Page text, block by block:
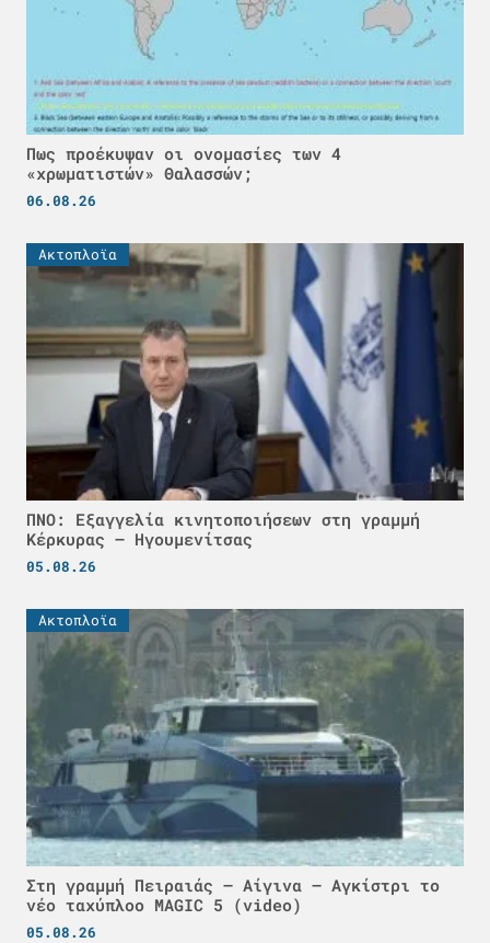
Πως προέκυψαν οι ονομασίες των 4
«χρωματιστών» Θαλασσών;
06.08.26
Ακτοπλοϊα
ΠΝΟ: Εξαγγελία κινητοποιήσεων στη γραμμή
Κέρκυρας – Ηγουμενίτσας
05.08.26
Ακτοπλοϊα
Στη γραμμή Πειραιάς – Αίγινα – Αγκίστρι το
νέο ταχύπλοο MAGIC 5 (video)
05.08.26